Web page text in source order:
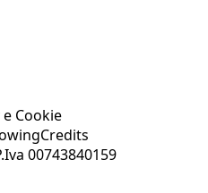
Cookie
Credits
00743840159